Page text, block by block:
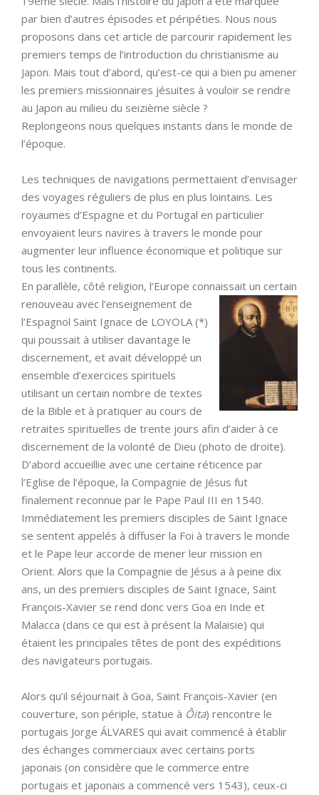
par bien d’autres épisodes et péripéties. Nous nous
proposons dans cet article de parcourir rapidement les
premiers temps de l’introduction du christianisme au
Japon. Mais tout d’abord, qu’est-ce qui a bien pu amener
les premiers missionnaires jésuites à vouloir se rendre
au Japon au milieu du seizième siècle ?
Replongeons nous quelques instants dans le monde de
l’époque.
Les techniques de navigations permettaient d’envisager
des voyages réguliers de plus en plus lointains. Les
royaumes d’Espagne et du Portugal en particulier
envoyaient leurs navires à travers le monde pour
augmenter leur influence économique et politique sur
tous les continents.
En parallèle, côté religion, l’Europe connaissait un certain
renouveau avec l’enseignement de
l’Espagnol Saint Ignace de LOYOLA (*)
qui poussait à utiliser davantage le
discernement, et avait développé un
ensemble d’exercices spirituels
utilisant un certain nombre de textes
de la Bible et à pratiquer au cours de
retraites spirituelles de trente jours afin d’aider à ce
discernement de la volonté de Dieu (photo de droite).
D’abord accueillie avec une certaine réticence par
l’Eglise de l’époque, la Compagnie de Jésus fut
finalement reconnue par le Pape Paul III en 1540.
Immédiatement les premiers disciples de Saint Ignace
se sentent appelés à diffuser la Foi à travers le monde
et le Pape leur accorde de mener leur mission en
Orient. Alors que la Compagnie de Jésus a à peine dix
ans, un des premiers disciples de Saint Ignace, Saint
François-Xavier se rend donc vers Goa en Inde et
Malacca (dans ce qui est à présent la Malaisie) qui
étaient les principales têtes de pont des expéditions
des navigateurs portugais.
Alors qu’il séjournait à Goa, Saint François-Xavier (en
couverture, son périple, statue à Ôita) rencontre le
portugais Jorge ÁLVARES qui avait commencé à établir
des échanges commerciaux avec certains ports
japonais (on considère que le commerce entre
portugais et japonais a commencé vers 1543), ceux-ci